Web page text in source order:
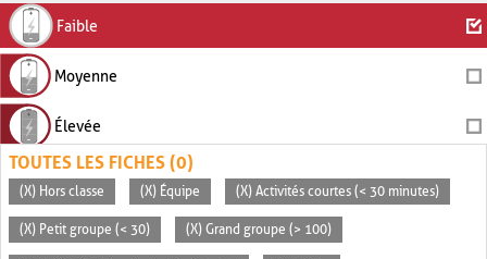
Faible
Moyenne
Élevée
TOUTES LES FICHES (0)
(X) Hors classe (X) Équipe (X) Activités courtes (< 30 minutes)
(X) Petit groupe (< 30) (X) Grand groupe (> 100)